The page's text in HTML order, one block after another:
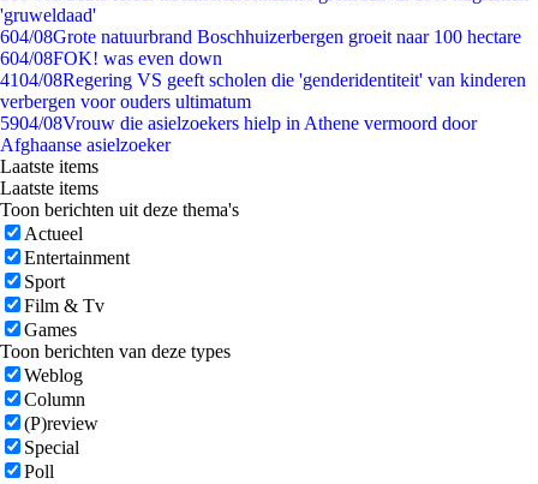
'gruweldaad'
604/08Grote natuurbrand Boschhuizerbergen groeit naar 100 hectare
604/08FOK! was even down
4104/08Regering VS geeft scholen die 'genderidentiteit' van kinderen
verbergen voor ouders ultimatum
5904/08Vrouw die asielzoekers hielp in Athene vermoord door
Afghaanse asielzoeker
Laatste items
Laatste items
Toon berichten uit deze thema's
Actueel
Entertainment
Sport
Film & Tv
Games
Toon berichten van deze types
Weblog
Column
(P)review
Special
Poll